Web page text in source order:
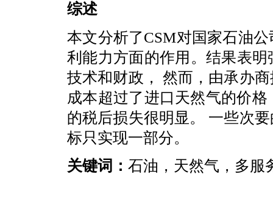
综述
本文分析了CSM对国家石油
利能力方面的作用。结果表
技术和财政， 然而，由承办
成本超过了进口天然气的价
的税后损失很明显。 一些次
标只实现一部分。
关键词： 石油，天然气，多服